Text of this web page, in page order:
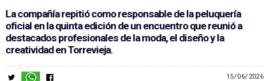
La compañía repitió como responsable de la peluquería
oficial en la quinta edición de un encuentro que reunió a
destacados profesionales de la moda, el diseño y la
creatividad en Torrevieja.
15/06/2026